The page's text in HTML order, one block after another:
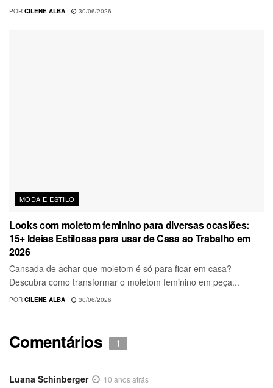
POR CILENE ALBA 30/06/2026
MODA E ESTILO
Looks com moletom feminino para diversas ocasiões:
15+ Ideias Estilosas para usar de Casa ao Trabalho em
2026
Cansada de achar que moletom é só para ficar em casa?
Descubra como transformar o moletom feminino em peça...
POR CILENE ALBA 30/06/2026
Comentários 1
Luana Schinberger 10 anos atrás